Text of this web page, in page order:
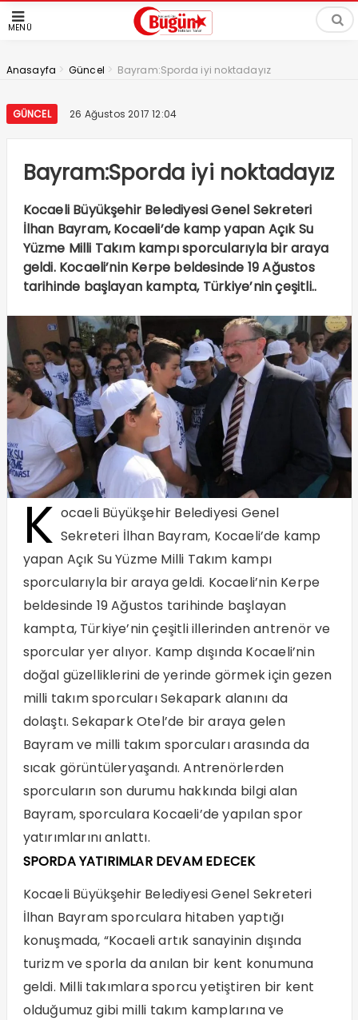
MENÜ
Anasayfa > Güncel > Bayram:Sporda iyi noktadayız
GÜNCEL 26 Ağustos 2017 12:04
Bayram:Sporda iyi noktadayız
Kocaeli Büyükşehir Belediyesi Genel Sekreteri
İlhan Bayram, Kocaeli’de kamp yapan Açık Su
Yüzme Milli Takım kampı sporcularıyla bir araya
geldi. Kocaeli’nin Kerpe beldesinde 19 Ağustos
tarihinde başlayan kampta, Türkiye’nin çeşitli..
K ocaeli Büyükşehir Belediyesi Genel
Sekreteri İlhan Bayram, Kocaeli’de kamp
yapan Açık Su Yüzme Milli Takım kampı
sporcularıyla bir araya geldi. Kocaeli’nin Kerpe
beldesinde 19 Ağustos tarihinde başlayan
kampta, Türkiye’nin çeşitli illerinden antrenör ve
sporcular yer alıyor. Kamp dışında Kocaeli’nin
doğal güzelliklerini de yerinde görmek için gezen
milli takım sporcuları Sekapark alanını da
dolaştı. Sekapark Otel’de bir araya gelen
Bayram ve milli takım sporcuları arasında da
sıcak görüntüleryaşandı. Antrenörlerden
sporcuların son durumu hakkında bilgi alan
Bayram, sporculara Kocaeli’de yapılan spor
yatırımlarını anlattı.
SPORDA YATIRIMLAR DEVAM EDECEK
Kocaeli Büyükşehir Belediyesi Genel Sekreteri
İlhan Bayram sporculara hitaben yaptığı
konuşmada, “Kocaeli artık sanayinin dışında
turizm ve sporla da anılan bir kent konumuna
geldi. Milli takımlara sporcu yetiştiren bir kent
olduğumuz gibi milli takım kamplarına ve